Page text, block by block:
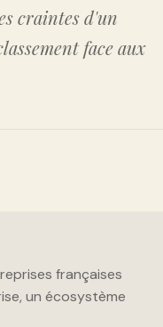
craintes d'un
face aux
françaises
un écosystème